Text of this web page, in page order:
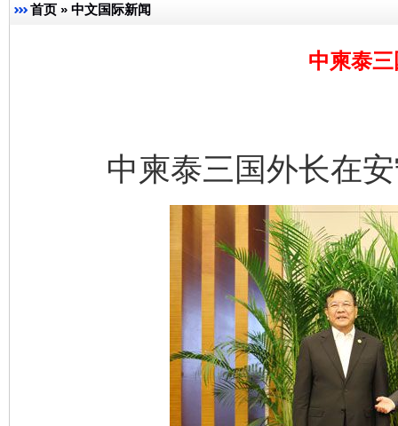
首页 » 中文国际新闻
中柬泰
中柬泰三国外长在安